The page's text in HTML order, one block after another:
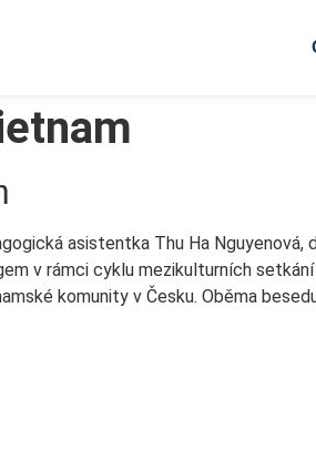
asistentka Thu Ha
v rámci cyklu mezikulturních
komunity v Česku. Oběma